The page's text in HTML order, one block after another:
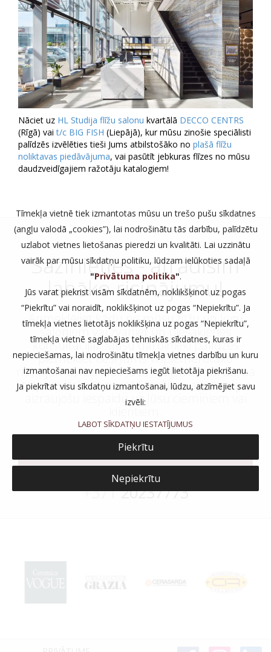
Nāciet uz HL Studija flīžu salonu kvartālā DECCO CENTRS
(Rīgā) vait/c BIG FISH (Liepājā), kur mūsu zinošie speciālisti
palīdzēs izvēlēties tieši Jums atbilstošāko no plašā flīžu
noliktavas piedāvājuma, vai pasūtīt jebkuras flīzes no mūsu
daudzveidīgajiem ražotāju katalogiem!
Sazinieties - atradīsim
labāko risinājumu!
Apmeklējiet kādu no mūsu flīžu un logu
saloniem vai zvaniet un piesakieties
konsultācijai. Mūsu darbinieki palīdzēs
piemeklēt tieši Jums vispiemērotāko
risinājumu, kas ļaus Jūsu mājoklim vai darba
telpām izskatīties satriecoši un atstās elpu
aizraujošu iespaidu uz Jūsu ciemiņiem vai
SALONI
vai zvaniet:
+37120237773
Tīmekļa vietnē tiek izmantotas mūsu un trešo pušu sīkdatnes
(angļu valodā „cookies”), lai nodrošinātu tās darbību, palīdzētu
uzlabot vietnes lietošanas pieredzi un kvalitāti. Lai uzzinātu
vairāk par mūsu sīkdatņu politiku, lūdzam ielūkoties sadaļā
"Privātuma politika".
Jūs varat piekrist visām sīkdatnēm, noklikšķinot uz pogas
“Piekrītu” vai noraidīt, noklikšķinot uz pogas “Nepiekrītu”. Ja
tīmekļa vietnes lietotājs noklikšķina uz pogas “Nepiekrītu”,
tīmekļa vietnē saglabājas tehniskās sīkdatnes, kuras ir
nepieciešamas, lai nodrošinātu tīmekļa vietnes darbību un kuru
izmantošanai nav nepieciešams iegūt lietotāja piekrišanu.
Ja piekrītat visu sīkdatņu izmantošanai, lūdzu, atzīmējiet savu
izvēli:
LABOT SĪKDATŅU IESTATĪJUMUS
Piekrītu
Nepiekrītu